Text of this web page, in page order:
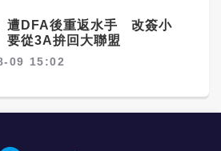
遭DFA後重返水手 改簽小
從3A拚回大聯盟
09 15:02